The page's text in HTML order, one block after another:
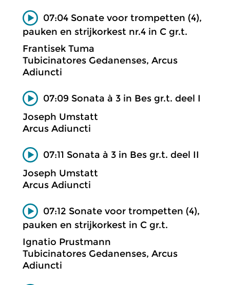
07:04 Sonate voor trompetten (4),
pauken en strijkorkest nr.4 in C gr.t.
Frantisek Tuma
Tubicinatores Gedanenses, Arcus
Adiuncti
07:09 Sonata à 3 in Bes gr.t. deel I
Joseph Umstatt
Arcus Adiuncti
07:11 Sonata à 3 in Bes gr.t. deel II
Joseph Umstatt
Arcus Adiuncti
07:12 Sonate voor trompetten (4),
pauken en strijkorkest in C gr.t.
Ignatio Prustmann
Tubicinatores Gedanenses, Arcus
Adiuncti